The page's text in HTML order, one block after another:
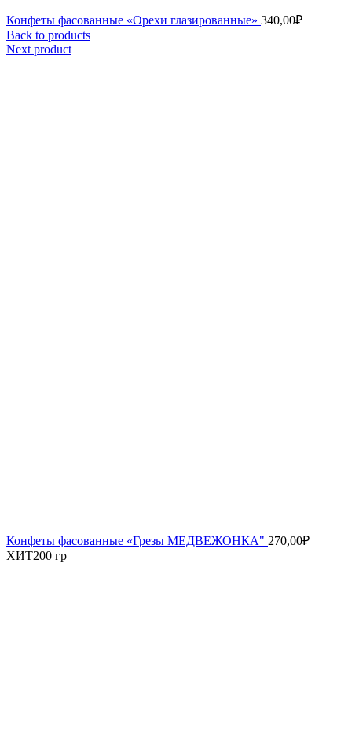
Конфеты фасованные «Орехи глазированные» 340,00₽
Back to products
Next product
Конфеты фасованные «Грезы МЕДВЕЖОНКА" 270,00₽
ХИТ200 гр